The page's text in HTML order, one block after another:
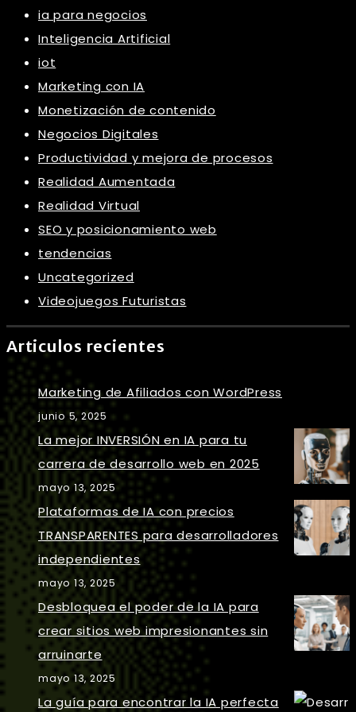
ia para negocios
Inteligencia Artificial
iot
Marketing con IA
Monetización de contenido
Negocios Digitales
Productividad y mejora de procesos
Realidad Aumentada
Realidad Virtual
SEO y posicionamiento web
tendencias
Uncategorized
Videojuegos Futuristas
Articulos recientes
Marketing de Afiliados con WordPress
junio 5, 2025
La mejor INVERSIÓN en IA para tu
carrera de desarrollo web en 2025
mayo 13, 2025
Plataformas de IA con precios
TRANSPARENTES para desarrolladores
independientes
mayo 13, 2025
Desbloquea el poder de la IA para
crear sitios web impresionantes sin
arruinarte
mayo 13, 2025
La guía para encontrar la IA perfecta